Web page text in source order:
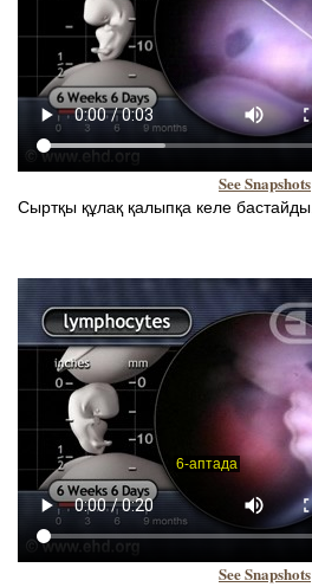
See Snapshots
Сыртқы құлақ қалыпқа келе бастайды.
See Snapshots